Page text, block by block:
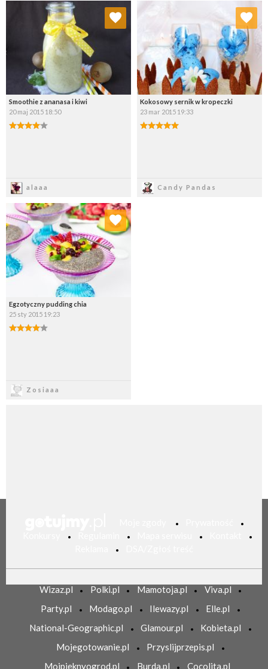
Smoothie z ananasa i kiwi
20 maj 2015 18:50
alaaa
Dodaj do ulubionych
Wybierz listę:
Kokosowy sernik w kropeczki
23 mar 2015 19:33
Candy Pandas
Dodaj do ulubionych
Wybierz listę:
Egzotyczny pudding chia
25 sty 2015 19:23
Zosiaaa
Dodaj do ulubionych
Wybierz listę:
Wizaz.pl Polki.pl Mamotoja.pl
Viva.pl
Party.pl
Modago.pl Ilewazy.pl
Elle.pl
National-Geographic.pl
Glamour.pl
Kobieta.pl
Mojegotowanie.pl
Przyslijprzepis.pl
Mojpieknyogrod.pl
Burda.pl Cocolita.pl